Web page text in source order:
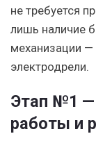
не требуется
лишь наличие
механизации —
электродрели.
Этап №1 —
работы и